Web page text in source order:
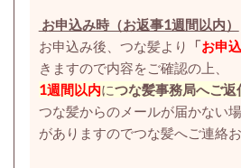
お申込み時（お返事1週間以内）
お申込み後、つな髪より
「お申
きますので内容をご確認の上、
1週間以内につな髪事務局へご返
つな髪からのメールが届かない
がありますのでつな髪へご連絡お